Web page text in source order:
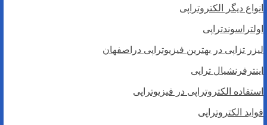
انواع دیگر الکتروتراپی
اولتراسوندتراپی
لیزر تزاپی در بهترین فیزیوتراپی دراصفهان
اینترفرنشیال تراپی
استفاده الکتروتراپی در فیزیوتراپی
فواید الکتروتراپی